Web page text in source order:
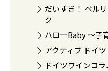
だいすき！ ベル
ク
ハローBaby 〜子
アクティブ ドイツ
ドイツワインコラ